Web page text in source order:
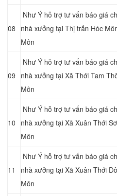
08
Như Ý hỗ trợ tư vấn báo giá
nhà xưởng tại Thị trấn Hóc
Môn
09
Như Ý hỗ trợ tư vấn báo giá
nhà xưởng tại Xã Thới Tam
Môn
10
Như Ý hỗ trợ tư vấn báo giá
nhà xưởng tại Xã Xuân Thới
Môn
11
Như Ý hỗ trợ tư vấn báo giá
nhà xưởng tại Xã Xuân Thới
Môn